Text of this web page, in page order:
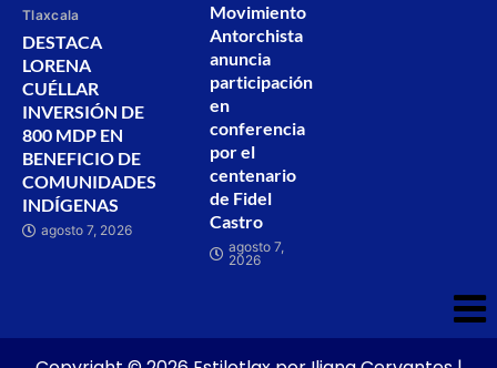
Tlaxcala
DESTACA
LORENA
CUÉLLAR
INVERSIÓN DE
800 MDP EN
BENEFICIO DE
COMUNIDADES
INDÍGENAS
agosto 7, 2026
Movimiento
Antorchista
anuncia
participación
en
conferencia
por el
centenario
de Fidel
Castro
agosto 7,
2026